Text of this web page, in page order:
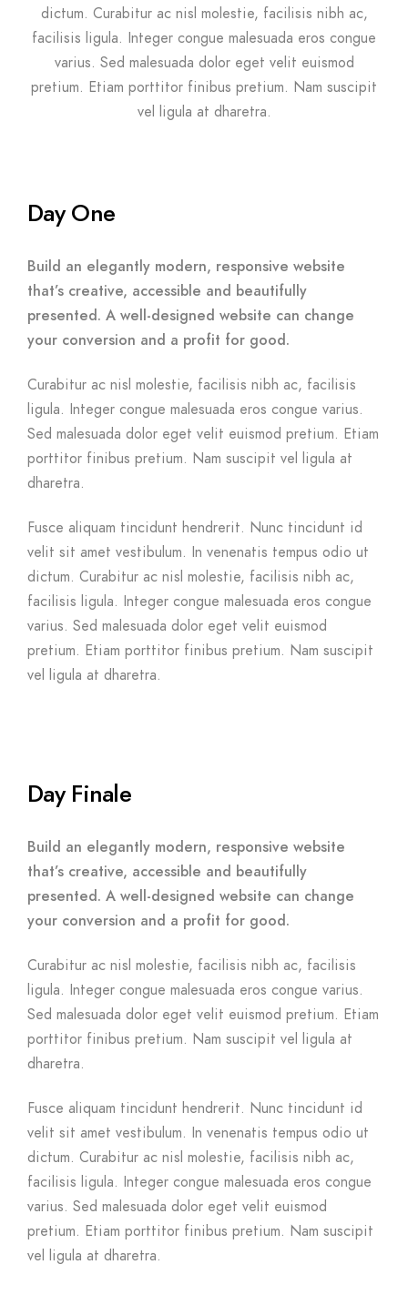
dictum. Curabitur ac nisl molestie, facilisis nibh ac,
facilisis ligula. Integer congue malesuada eros congue
varius. Sed malesuada dolor eget velit euismod
pretium. Etiam porttitor finibus pretium. Nam suscipit
vel ligula at dharetra.
Day One
Build an elegantly modern, responsive website
that’s creative, accessible and beautifully
presented. A well-designed website can change
your conversion and a profit for good.
Curabitur ac nisl molestie, facilisis nibh ac, facilisis
ligula. Integer congue malesuada eros congue varius.
Sed malesuada dolor eget velit euismod pretium. Etiam
porttitor finibus pretium. Nam suscipit vel ligula at
dharetra.
Fusce aliquam tincidunt hendrerit. Nunc tincidunt id
velit sit amet vestibulum. In venenatis tempus odio ut
dictum. Curabitur ac nisl molestie, facilisis nibh ac,
facilisis ligula. Integer congue malesuada eros congue
varius. Sed malesuada dolor eget velit euismod
pretium. Etiam porttitor finibus pretium. Nam suscipit
vel ligula at dharetra.
Day Finale
Build an elegantly modern, responsive website
that’s creative, accessible and beautifully
presented. A well-designed website can change
your conversion and a profit for good.
Curabitur ac nisl molestie, facilisis nibh ac, facilisis
ligula. Integer congue malesuada eros congue varius.
Sed malesuada dolor eget velit euismod pretium. Etiam
porttitor finibus pretium. Nam suscipit vel ligula at
dharetra.
Fusce aliquam tincidunt hendrerit. Nunc tincidunt id
velit sit amet vestibulum. In venenatis tempus odio ut
dictum. Curabitur ac nisl molestie, facilisis nibh ac,
facilisis ligula. Integer congue malesuada eros congue
varius. Sed malesuada dolor eget velit euismod
pretium. Etiam porttitor finibus pretium. Nam suscipit
vel ligula at dharetra.